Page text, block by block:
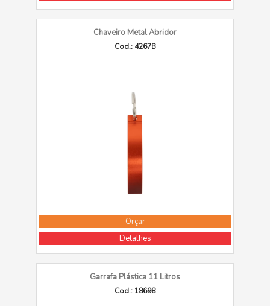
Chaveiro Metal Abridor
Cod.: 4267B
Orçar
Detalhes
Garrafa Plástica 11 Litros
Cod.: 18698